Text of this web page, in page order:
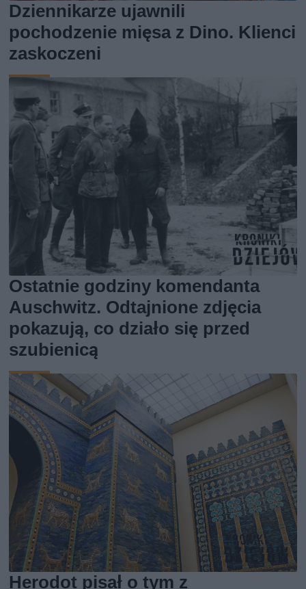
Dziennikarze ujawnili
pochodzenie mięsa z Dino. Klienci
zaskoczeni
Ostatnie godziny komendanta
Auschwitz. Odtajnione zdjęcia
pokazują, co działo się przed
szubienicą
Herodot pisał o tym z